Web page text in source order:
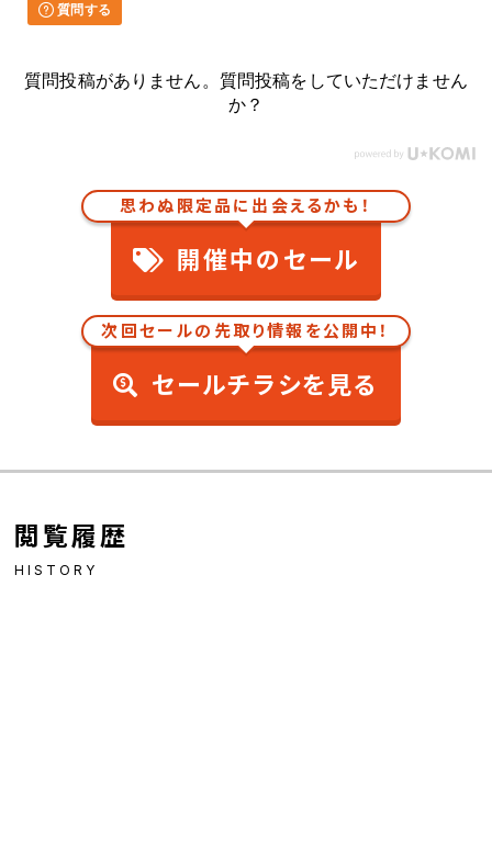
質問する
質問投稿がありません。質問投稿をしていただけません
か？
思わぬ限定品に出会えるかも！
開催中のセール
次回セールの先取り情報を公開中！
セールチラシを見る
閲覧履歴
HISTORY